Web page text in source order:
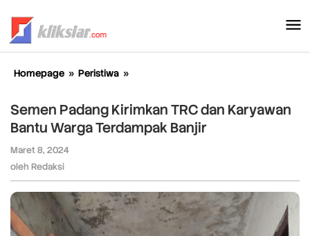
konten
Homepage » Peristiwa »
Kirimkan
TRC
dan
Terdampak
Banjir
Semen Padang Kirimkan TRC dan Karyawan
Bantu Warga Terdampak Banjir
Maret 8, 2024
oleh Redaksi